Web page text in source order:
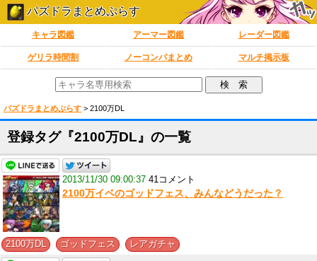
パズドラまとめぷらす
キャラ図鑑 アーマー図鑑 レーダー図鑑
ゲリラ時間割 ノーコンパまとめ マルチ掲示板
パズドラまとめぷらす > 2100万DL
登録タグ『2100万DL』の一覧
2013/11/30 09:00:37 41コメント
2100万イベのゴッドフェス、みんなどうだった？
2100万DL ゴッドフェス レアガチャ